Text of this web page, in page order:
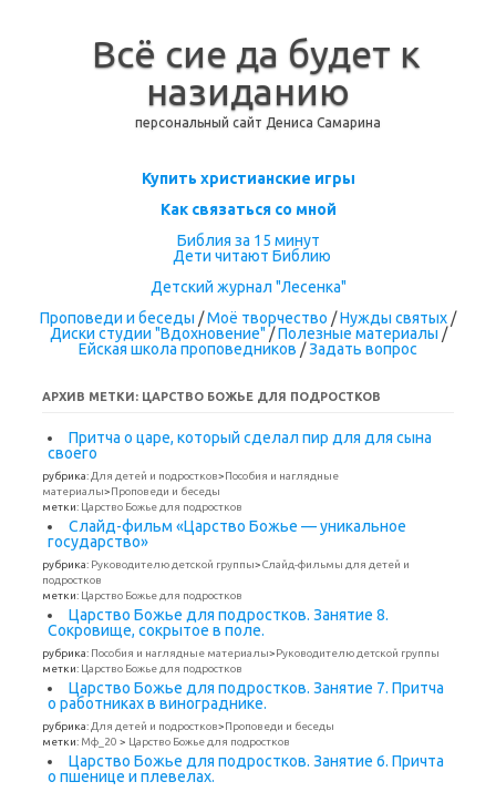
Всё сие да будет к
назиданию
персональный сайт Дениса Самарина
Перейти к содержимому
Купить христианские игры
Как связаться со мной
Библия за 15 минут
Дети читают Библию
Детский журнал "Лесенка"
Проповеди и беседы /Моё творчество /Нужды святых /
Диски студии "Вдохновение" /Полезные материалы /
Ейская школа проповедников /Задать вопрос
АРХИВ МЕТКИ: ЦАРСТВО БОЖЬЕ ДЛЯ ПОДРОСТКОВ
Притча о царе, который сделал пир для для сына
своего
рубрика: Для детей и подростков>Пособия и наглядные
материалы>Проповеди и беседы
метки: Царство Божье для подростков
Слайд-фильм «Царство Божье — уникальное
государство»
рубрика: Руководителю детской группы>Слайд-фильмы для детей и
подростков
метки: Царство Божье для подростков
Царство Божье для подростков. Занятие 8.
Сокровище, сокрытое в поле.
рубрика: Пособия и наглядные материалы>Руководителю детской группы
метки: Царство Божье для подростков
Царство Божье для подростков. Занятие 7. Притча
о работниках в винограднике.
рубрика: Для детей и подростков>Проповеди и беседы
метки: Мф_20 > Царство Божье для подростков
Царство Божье для подростков. Занятие 6. Причта
о пшенице и плевелах.